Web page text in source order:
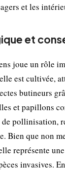
et les
et
joue un rôle
est cultivée,
butineurs
et papillons
pollinisation,
Bien que non
représente
invasives.